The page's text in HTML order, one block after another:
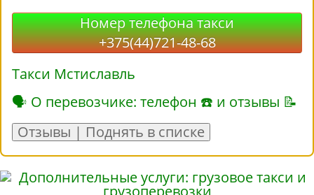
Номер телефона такси
+375(44)721-48-68
Такси Мстиславль
🗣 О перевозчике: телефон ☎ и отзывы 📝
Отзывы | Поднять в списке